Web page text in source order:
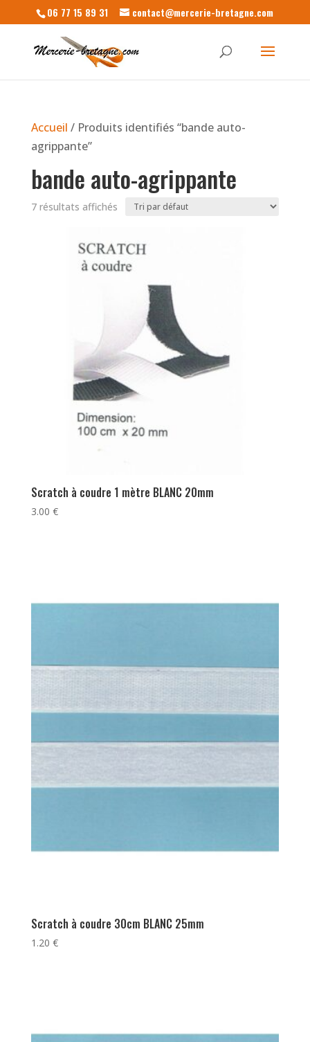
06 77 15 89 31 contact@mercerie-bretagne.com
Accueil / Produits identifiés “bande auto-
agrippante”
bande auto-agrippante
7 résultats affichés
Scratch à coudre 1 mètre BLANC 20mm
3.00 €
Scratch à coudre 30cm BLANC 25mm
1.20 €